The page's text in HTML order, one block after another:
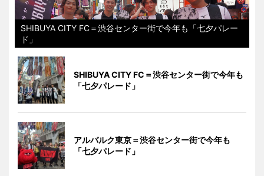
SHIBUYA CITY FC＝渋谷センター街で今年も「七夕パレー
ド」
SHIBUYA CITY FC＝渋谷センター街で今年も
「七夕パレード」
アルバルク東京＝渋谷センター街で今年も
「七夕パレード」